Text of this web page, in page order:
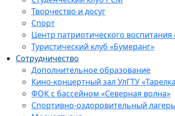
Творчество и досуг
Спорт
Центр патриотического воспитания
Туристический клуб «Бумеранг»
Сотрудничество
Дополнительное образование
Кино-концертный зал УлГТУ
ФОК с бассейном «Северная волна»
Спортивно-оздоровительный